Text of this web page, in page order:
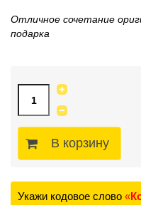
Отличное сочетание
подарка
В корзину
Укажи кодовое слово «